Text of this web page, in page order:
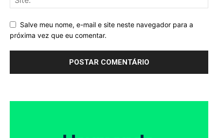
Salve meu nome, e-mail e site neste navegador para a
próxima vez que eu comentar.